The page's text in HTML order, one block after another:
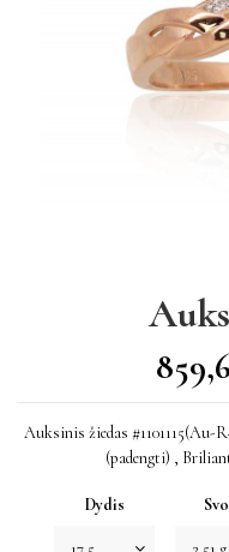
Auksinis žiedas #1101115(Au-
(padengti) ,
Dydis